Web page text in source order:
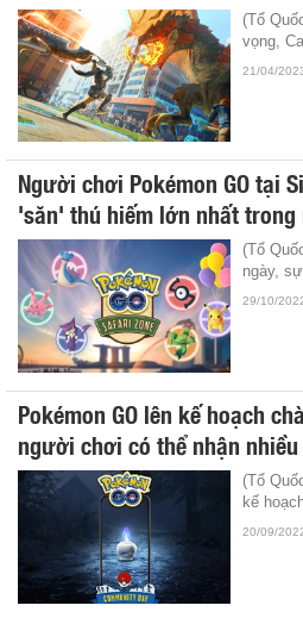
(Tổ
vọng,
21/04/
Người chơi Pokémon GO tại
'săn' thú hiếm lớn nhất trong
(Tổ
ngày,
29/10/
Pokémon GO lên kế hoạch
người chơi có thể nhận
(Tổ
kế
20/09/